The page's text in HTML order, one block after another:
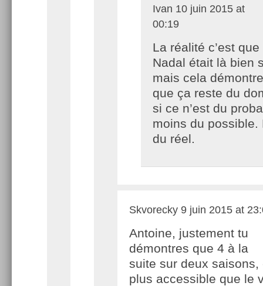
Ivan 10 juin 2015 at
00:19
La réalité c’est que
Nadal était là bien
mais cela
que ça reste du
si ce n’est du
moins du possible.
du réel.
Skvorecky 9 juin 2015 at
Antoine, justement tu
démontres que 4 à la
suite sur deux saisons,
plus accessible que le